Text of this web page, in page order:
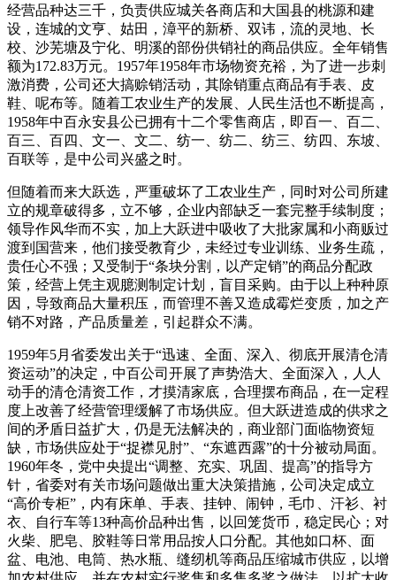
经营品种达三千，负责供应城关各商店和大国县的桃源和建
设，连城的文亨、姑田，漳平的新桥、双讳，流的灵地、长
校、沙芜塘及宁化、明溪的部份供销社的商品供应。全年销售
额为172.83万元。1957年1958年市场物资充裕，为了进一步刺
激消费，公司还大搞赊销活动，其除销重点商品有手表、皮
鞋、呢布等。随着工农业生产的发展、人民生活也不断提高，
1958年中百永安县公已拥有十二个零售商店，即百一、百二、
百三、百四、文一、文二、纺一、纺二、纺三、纺四、东坡、
百联等，是中公司兴盛之时。
但随着而来大跃选，严重破坏了工农业生产，同时对公司所建
立的规章破得多，立不够，企业内部缺乏一套完整手续制度；
领导作风华而不实，加上大跃进中吸收了大批家属和小商贩过
渡到国营来，他们接受教育少，未经过专业训练、业务生疏，
贵任心不强；又受制于“条块分割，以产定销”的商品分配政
策，经营上凭主观臆测制定计划，盲目采购。由于以上种种原
因，导致商品大量积压，而管理不善又造成霉烂变质，加之产
销不对路，产品质量差，引起群众不满。
1959年5月省委发出关于“迅速、全面、深入、彻底开展清仓清
资运动”的决定，中百公司开展了声势浩大、全面深入，人人
动手的清仓清资工作，才摸清家底，合理摆布商品，在一定程
度上改善了经营管理缓解了市场供应。但大跃进造成的供求之
间的矛盾日益扩大，仍是无法解决的，商业部门面临物资短
缺，市场供应处于“捉襟见肘”、“东遮西露”的十分被动局面。
1960年冬，党中央提出“调整、充实、巩固、提高”的指导方
针，省委对有关市场问题做出重大决策措施，公司决定成立
“高价专柜”，内有床单、手表、挂钟、闹钟，毛巾、汗衫、衬
衣、自行车等13种高价品种出售，以回笼货币，稳定民心；对
火柴、肥皂、胶鞋等日常用品按人口分配。其他如口杯、面
盆、电池、电筒、热水瓶、缝纫机等商品压缩城市供应，以增